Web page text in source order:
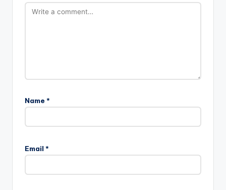
Name *
Email *